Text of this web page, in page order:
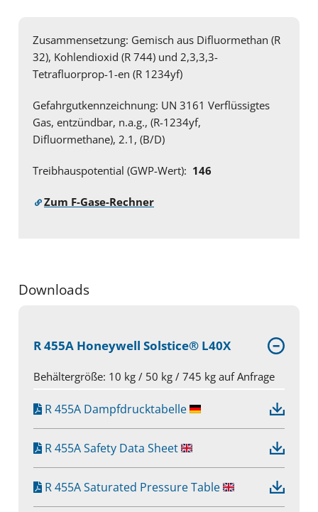
Zusammensetzung: Gemisch aus Difluormethan (R
32), Kohlendioxid (R 744) und 2,3,3,3-
Tetrafluorprop-1-en (R 1234yf)
Gefahrgutkennzeichnung: UN 3161 Verflüssigtes
Gas, entzündbar, n.a.g., (R-1234yf,
Difluormethane), 2.1, (B/D)
Treibhauspotential (GWP-Wert): 146
Zum F-Gase-Rechner
Downloads
R 455A Honeywell Solstice® L40X
Behältergröße: 10 kg / 50 kg / 745 kg auf Anfrage
R 455A Dampfdrucktabelle
R 455A Safety Data Sheet
R 455A Saturated Pressure Table